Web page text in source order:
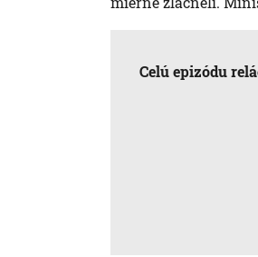
Celú epizódu